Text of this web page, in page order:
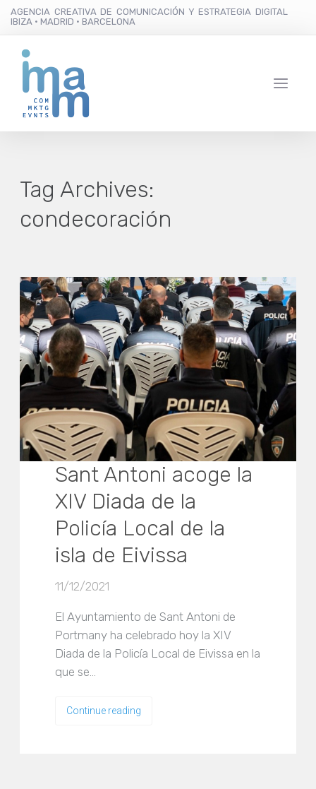
AGENCIA CREATIVA DE COMUNICACIÓN Y ESTRATEGIA DIGITAL
IBIZA · MADRID · BARCELONA
Tag Archives:
condecoración
Sant Antoni acoge la
XIV Diada de la
Policía Local de la
isla de Eivissa
11/12/2021
El Ayuntamiento de Sant Antoni de
Portmany ha celebrado hoy la XIV
Diada de la Policía Local de Eivissa en la
que se…
Continue reading